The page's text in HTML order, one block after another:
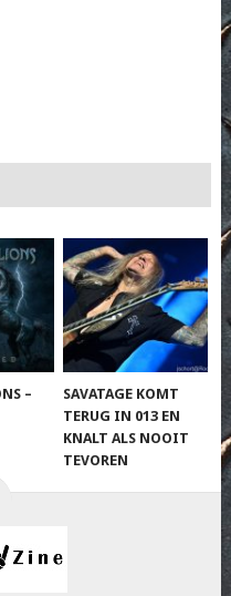
–
SAVATAGE KOMT
TERUG IN 013 EN
KNALT ALS NOOIT
TEVOREN